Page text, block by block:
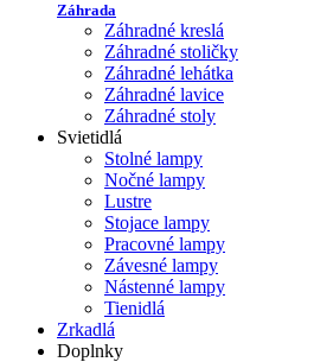
Záhrada
Záhradné kreslá
Záhradné stoličky
Záhradné lehátka
Záhradné lavice
Záhradné stoly
Svietidlá
Stolné lampy
Nočné lampy
Lustre
Stojace lampy
Pracovné lampy
Závesné lampy
Nástenné lampy
Tienidlá
Zrkadlá
Doplnky